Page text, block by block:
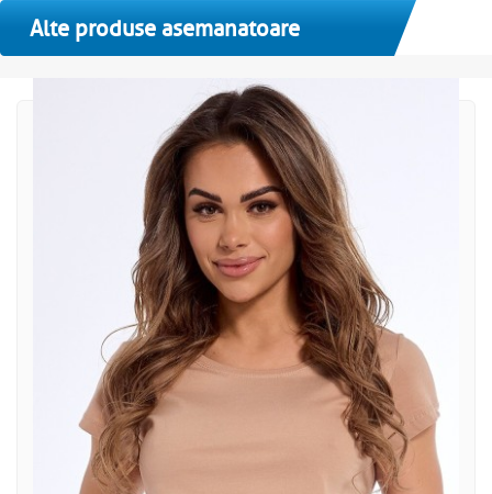
Alte produse asemanatoare